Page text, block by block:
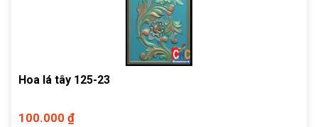
Hoa lá tây 125-23
100.000 ₫